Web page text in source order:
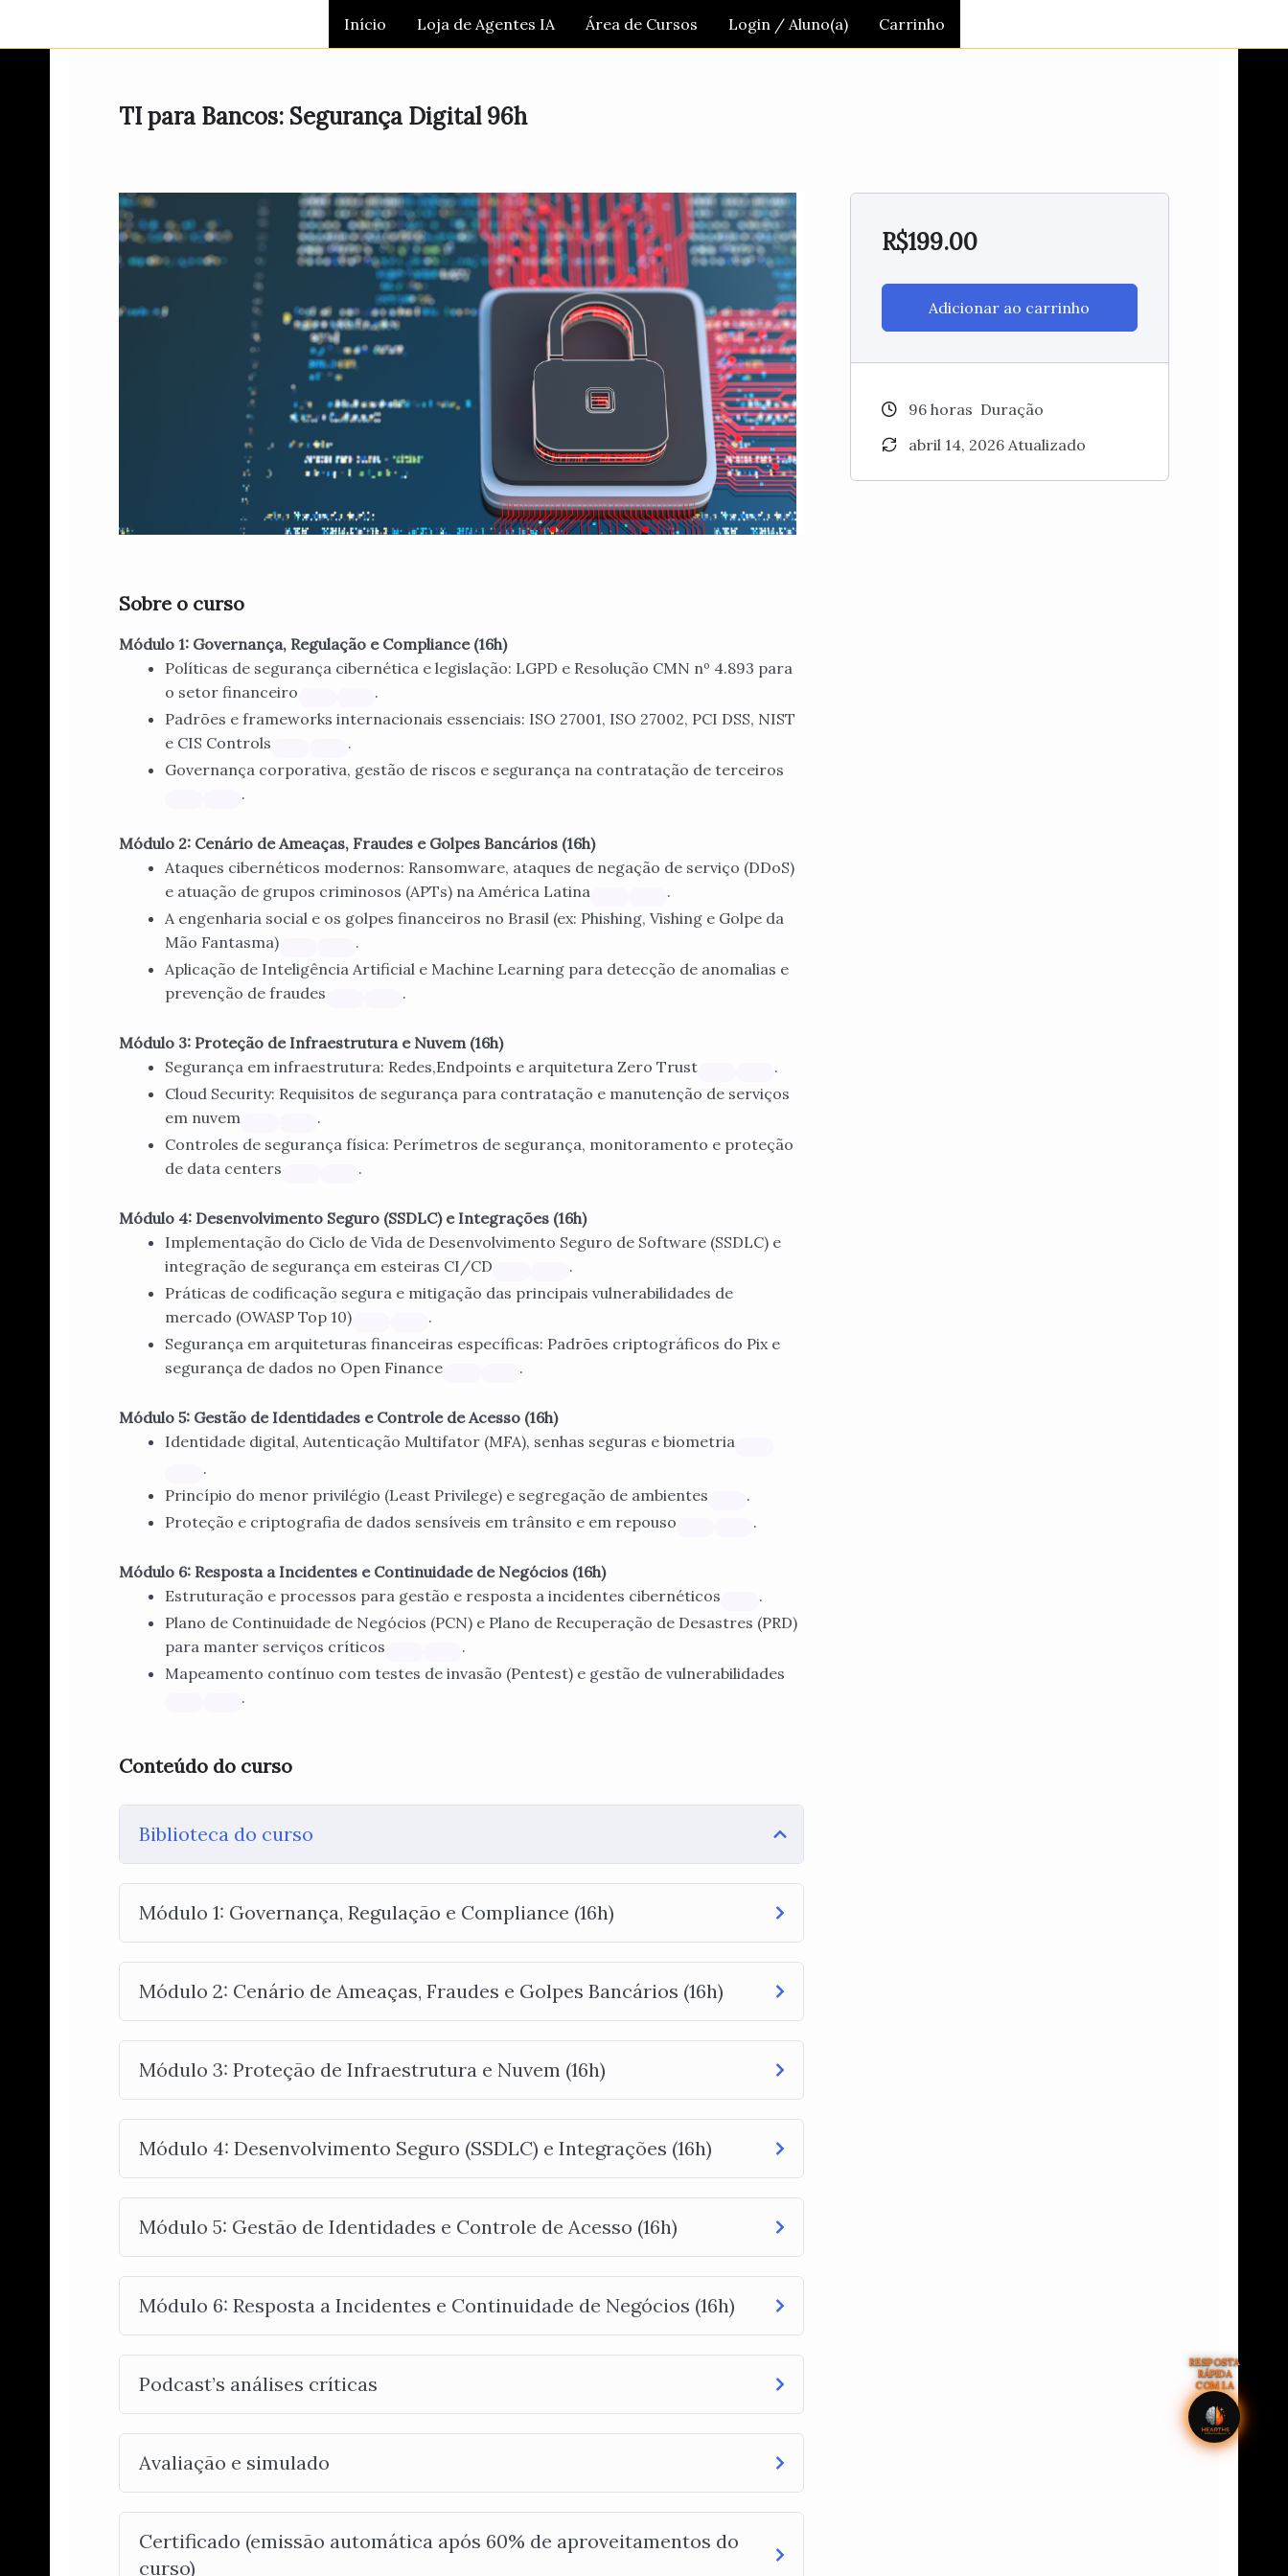
RESPOSTA
RÁPIDA
COM I.A
Início Loja de Agentes IA Área de Cursos Login / Aluno(a) Carrinho
TI para Bancos: Segurança Digital 96h
Sobre o curso
Módulo 1: Governança, Regulação e Compliance (16h)
Políticas de segurança cibernética e legislação: LGPD e Resolução CMN nº 4.893 para
o setor financeiro
.
Padrões e frameworks internacionais essenciais: ISO 27001, ISO 27002, PCI DSS, NIST
e CIS Controls
.
Governança corporativa, gestão de riscos e segurança na contratação de terceiros
.
Módulo 2: Cenário de Ameaças, Fraudes e Golpes Bancários (16h)
Ataques cibernéticos modernos: Ransomware, ataques de negação de serviço (DDoS)
e atuação de grupos criminosos (APTs) na América Latina
.
A engenharia social e os golpes financeiros no Brasil (ex: Phishing, Vishing e Golpe da
Mão Fantasma)
.
Aplicação de Inteligência Artificial e Machine Learning para detecção de anomalias e
prevenção de fraudes
.
Módulo 3: Proteção de Infraestrutura e Nuvem (16h)
Segurança em infraestrutura: Redes,Endpoints e arquitetura Zero Trust
.
Cloud Security: Requisitos de segurança para contratação e manutenção de serviços
em nuvem
.
Controles de segurança física: Perímetros de segurança, monitoramento e proteção
de data centers
.
Módulo 4: Desenvolvimento Seguro (SSDLC) e Integrações (16h)
Implementação do Ciclo de Vida de Desenvolvimento Seguro de Software (SSDLC) e
integração de segurança em esteiras CI/CD
.
Práticas de codificação segura e mitigação das principais vulnerabilidades de
mercado (OWASP Top 10)
.
Segurança em arquiteturas financeiras específicas: Padrões criptográficos do Pix e
segurança de dados no Open Finance
.
Módulo 5: Gestão de Identidades e Controle de Acesso (16h)
Identidade digital, Autenticação Multifator (MFA), senhas seguras e biometria
.
Princípio do menor privilégio (Least Privilege) e segregação de ambientes
.
Proteção e criptografia de dados sensíveis em trânsito e em repouso
.
Módulo 6: Resposta a Incidentes e Continuidade de Negócios (16h)
Estruturação e processos para gestão e resposta a incidentes cibernéticos
.
Plano de Continuidade de Negócios (PCN) e Plano de Recuperação de Desastres (PRD)
para manter serviços críticos
.
Mapeamento contínuo com testes de invasão (Pentest) e gestão de vulnerabilidades
.
Conteúdo do curso
Biblioteca do curso
Módulo 1: Governança, Regulação e Compliance (16h)
Módulo 2: Cenário de Ameaças, Fraudes e Golpes Bancários (16h)
Módulo 3: Proteção de Infraestrutura e Nuvem (16h)
Módulo 4: Desenvolvimento Seguro (SSDLC) e Integrações (16h)
Módulo 5: Gestão de Identidades e Controle de Acesso (16h)
Módulo 6: Resposta a Incidentes e Continuidade de Negócios (16h)
Podcast’s análises críticas
Avaliação e simulado
Certificado (emissão automática após 60% de aproveitamentos do
curso)
R$199.00
Adicionar ao carrinho
96horas Duração
abril 14, 2026 Atualizado